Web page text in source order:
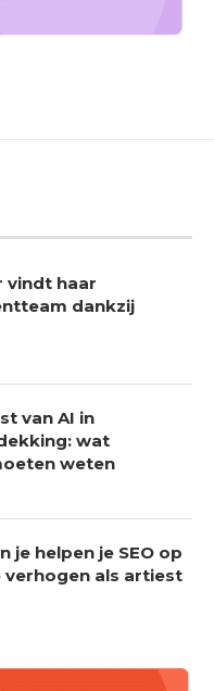
vindt haar
dankzij
van AI in
wat
weten
je helpen je SEO op
verhogen als artiest